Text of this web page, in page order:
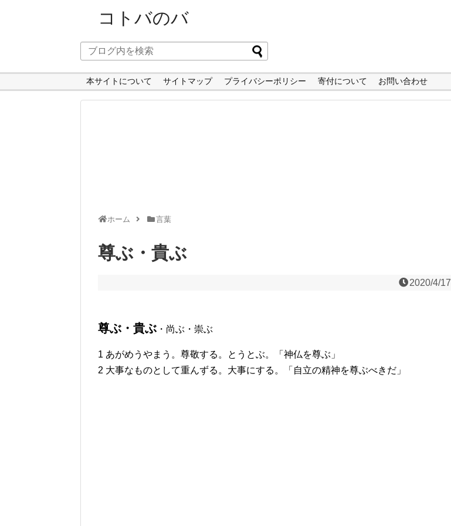
コトバのバ
本サイトについて サイトマップ プライバシーポリシー 寄付について お問い合わせ
ホーム 言葉
尊ぶ・貴ぶ
2020/4/17
尊ぶ・貴ぶ ・尚ぶ・崇ぶ
1 あがめうやまう。尊敬する。とうとぶ。「神仏を尊ぶ」
2 大事なものとして重んずる。大事にする。「自立の精神を尊ぶべきだ」